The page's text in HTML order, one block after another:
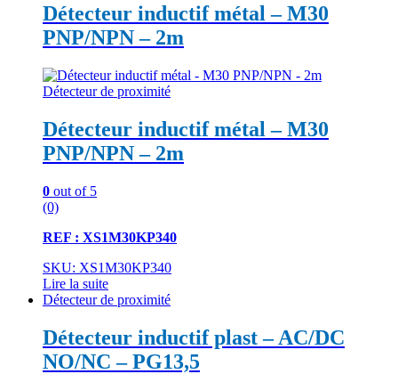
Détecteur inductif métal – M30
PNP/NPN – 2m
Détecteur de proximité
Détecteur inductif métal – M30
PNP/NPN – 2m
0 out of 5
(0)
REF : XS1M30KP340
SKU: XS1M30KP340
Lire la suite
Détecteur de proximité
Détecteur inductif plast – AC/DC
NO/NC – PG13,5